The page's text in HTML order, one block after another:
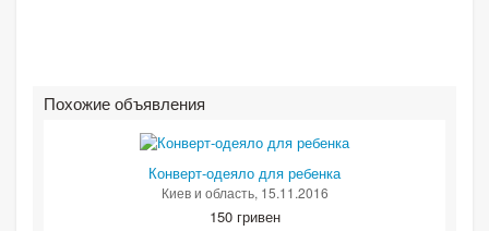
Похожие объявления
Конверт-одеяло для ребенка
Киев и область, 15.11.2016
150 гривен